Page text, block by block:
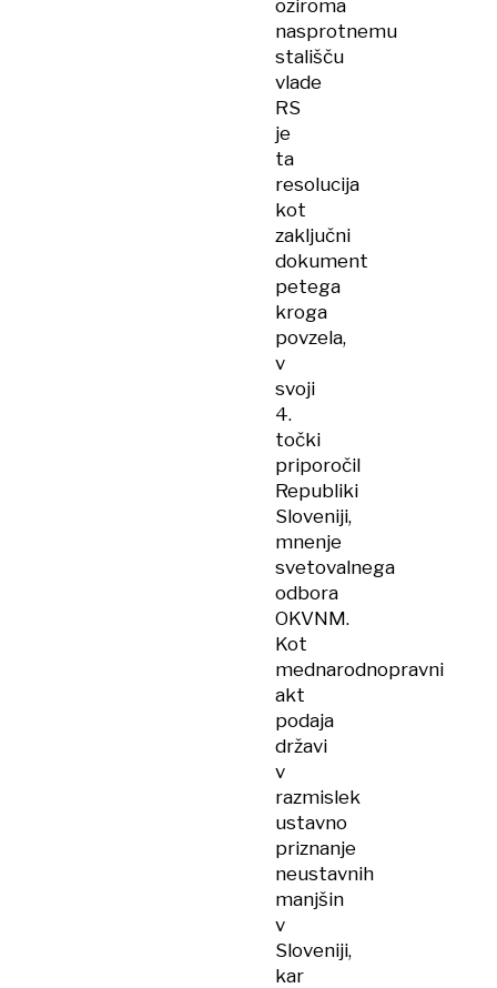
oziroma
nasprotnemu
stališču
vlade
RS
je
ta
resolucija
kot
zaključni
dokument
petega
kroga
povzela,
v
svoji
4.
točki
priporočil
Republiki
Sloveniji,
mnenje
svetovalnega
odbora
OKVNM.
Kot
mednarodnopravni
akt
podaja
državi
v
razmislek
ustavno
priznanje
neustavnih
manjšin
v
Sloveniji,
kar